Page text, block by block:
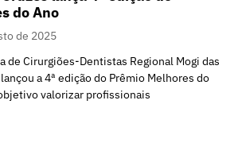
do Ano
de 2025
de Cirurgiões-Dentistas Regional Mogi das
a 4ª edição do Prêmio Melhores do
valorizar profissionais